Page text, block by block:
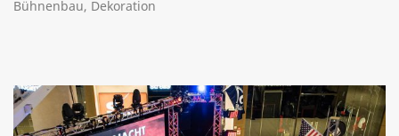
Bühnenbau, Dekoration